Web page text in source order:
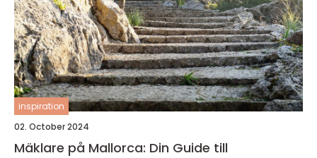
inspiration
02. October 2024
Mäklare på Mallorca: Din Guide till